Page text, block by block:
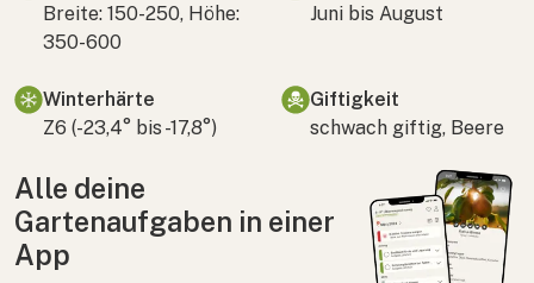
Breite: 150-250, Höhe:
350-600
Juni bis August
Winterhärte
Z6 (-23,4° bis -17,8°)
Giftigkeit
schwach giftig, Beere
Alle deine
Gartenaufgaben in einer
App